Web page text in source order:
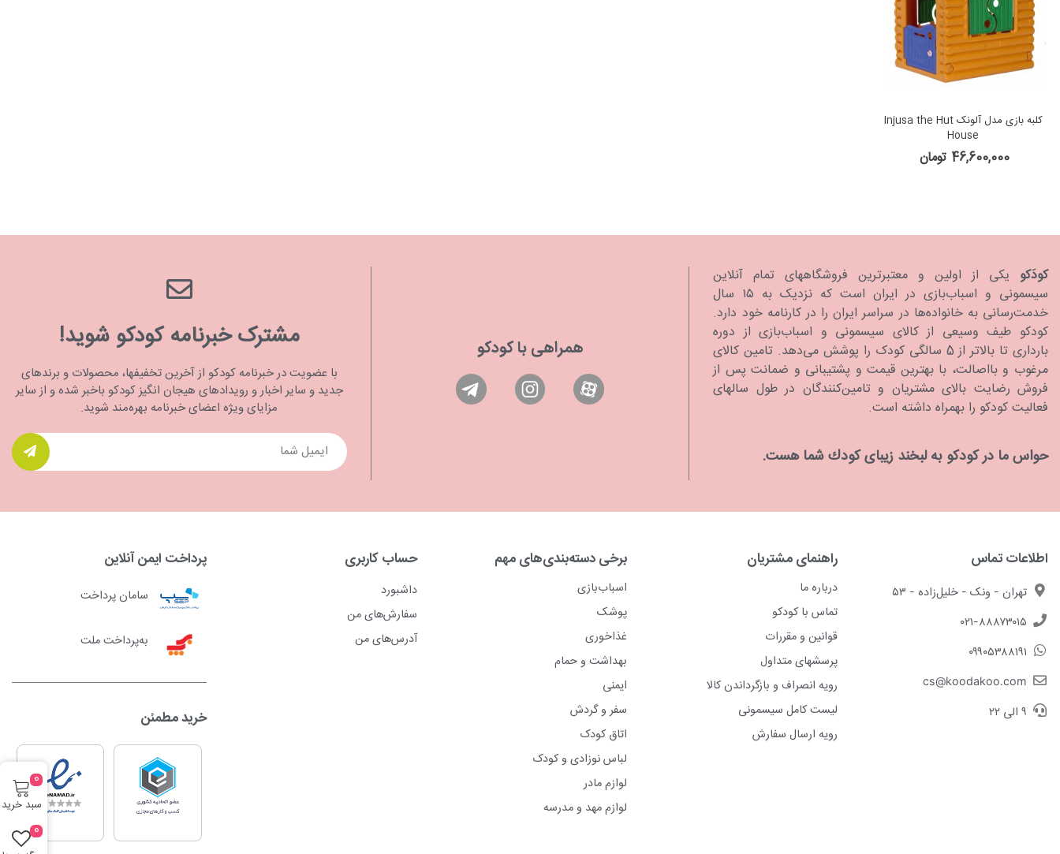
کلبه بازی مدل آلونک Injusa the Hut
House
46,600,000 تومان
کودَکو یکی از اولین و معتبرترین فروشگاههای تمام آنلاین
سیسمونی و اسباب‌بازی در ایران است که نزدیک به ۱۵ سال
خدمت‌رسانی به خانواده‌ها در سراسر ایران را در کارنامه خود دارد.
كودكو طیف وسیعی از کالای سیسمونی و اسباب‌بازی از دوره
بارداری تا بالاتر از 5 سالگی کودک را پوشش می‌دهد. تامین کالای
مرغوب و بااصالت، با بهترین قیمت و پشتیبانی و ضمانت پس از
فروش رضایت بالای مشتریان و تامین‌کنندگان در طول سالهای
فعالیت کودکو را بهمراه داشته است.
حواس ما در كودكو به لبخند زیبای كودك شما هست.
همراهی با کودکو مشترک خبرنامه کودکو شوید!
با عضویت در خبرنامه کودکو از آخرین تخفیفها، محصولات و برندهای
جدید و سایر اخبار و رویدادهای هیجان انگیز کودکو باخبر شده و از سایر
مزایای ویژه اعضای خبرنامه بهره‌مند شوید.
اطلاعات تماس
تهران - ونک - خلیل‌زاده - ۵۳
۰۲۱-۸۸۸۷۳۰۱۵
۰۹۹۰۵۳۸۸۱۹۱
cs@koodakoo.com
۹ الی ۲۲
راهنمای مشتریان
درباره ما
تماس با کودکو
قوانین و مقررات
پرسشهای متداول
رویه انصراف و بازگرداندن کالا
لیست کامل سیسمونی
رویه ارسال سفارش
برخی دسته‌بندی‌های مهم
اسباب‌بازی
پوشک
غذاخوری
بهداشت و حمام
ایمنی
سفر و گردش
اتاق کودک
لباس نوزادی و کودک
لوازم مادر
لوازم مهد و مدرسه
حساب کاربری
داشبورد
سفارش‌های من
آدرس‌های من
پرداخت ایمن آنلاین
سامان پرداخت
به‌پرداخت ملت
خرید مطمئن
سبد خرید
0
0